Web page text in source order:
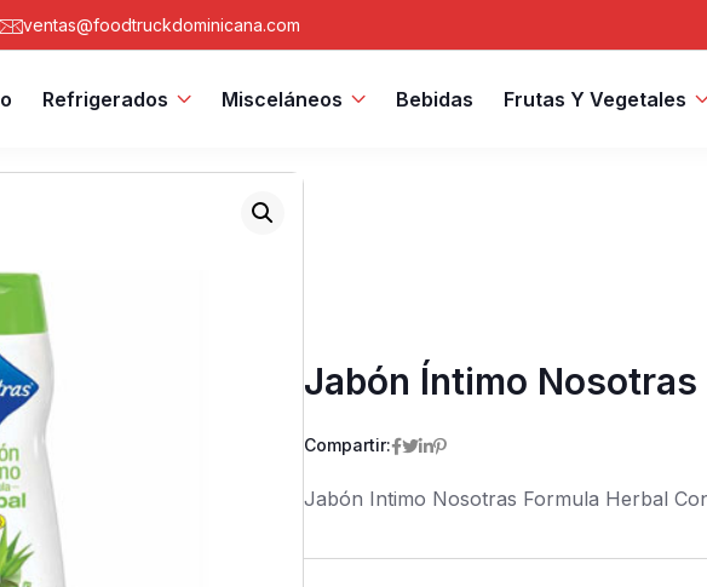
ventas@foodtruckdominicana.com
Refrigerados Misceláneos Bebidas Frutas Y Vegetales
Jabón Íntimo
Compartir:
Jabón Intimo Nosotras Formula Herbal